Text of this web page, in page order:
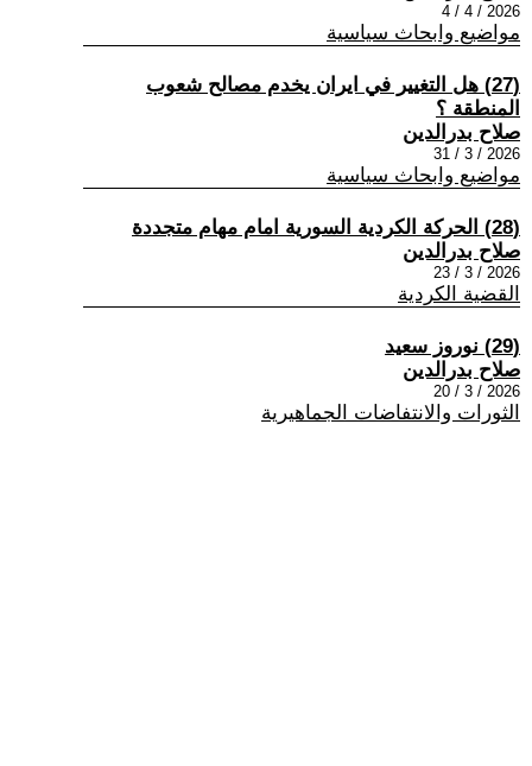
2026 / 4 / 4
مواضيع وابحاث سياسية
(27) هل التغيير في ايران يخدم مصالح شعوب
المنطقة ؟
صلاح بدرالدين
2026 / 3 / 31
مواضيع وابحاث سياسية
(28) الحركة الكردية السورية امام مهام متجددة
صلاح بدرالدين
2026 / 3 / 23
القضية الكردية
(29) نوروز سعيد
صلاح بدرالدين
2026 / 3 / 20
الثورات والانتفاضات الجماهيرية